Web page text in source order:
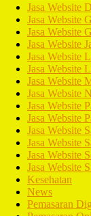
Jasa Website
Jasa Website
Jasa Website
Jasa Website
Jasa Website
Jasa Website
Jasa Website
Jasa Website
Jasa Website
Jasa Website
Jasa Website
Jasa Website
Jasa Website
Jasa Website
Kesehatan
News
Pemasaran